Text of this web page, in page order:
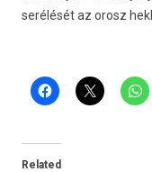
serélését az orosz
Related